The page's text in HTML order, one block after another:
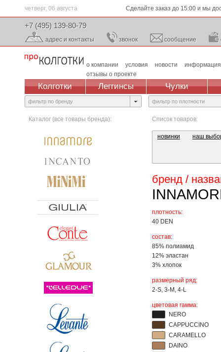
четверг, 06 августа Сделайте заказ до 15:00 и мы
+7 (495) 139-80-79
адрес и контакты звонок сообщение
о компании условия новости
информация
отзывы о проекте
Колготки Леггинсы Чулки
фильтр по бренду фильтр по плотности
Каталог (все товары бренда): Список товаров:
новинки наш
бренд /
плотность:
40 DEN
состав:
85% полиамид
12% эластан
3% хлопок
размерный ряд:
2-S, 3-M, 4-L
цветовая гамма:
NERO
CAPPUCCINO
CARAMELLO
DAINO